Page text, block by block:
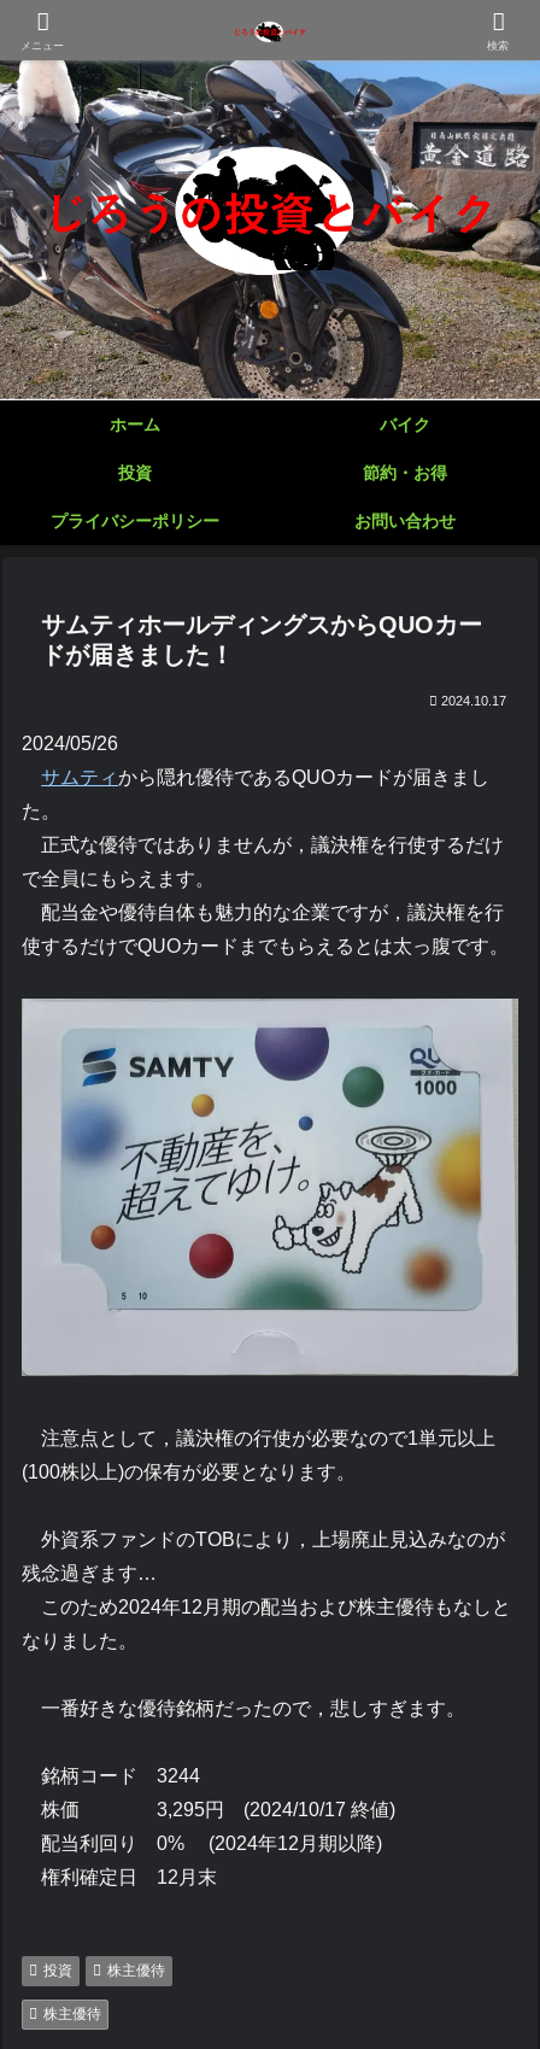
ホーム バイク
投資 節約・お得
プライバシーポリシー お問い合わせ
サムティホールディングスからQUOカー
ドが届きました！
2024.10.17
2024/05/26
サムティから隠れ優待であるQUOカードが届きまし
た。
正式な優待ではありませんが，議決権を行使するだけ
で全員にもらえます。
配当金や優待自体も魅力的な企業ですが，議決権を行
使するだけでQUOカードまでもらえるとは太っ腹です。
注意点として，議決権の行使が必要なので1単元以上
(100株以上)の保有が必要となります。
外資系ファンドのTOBにより，上場廃止見込みなのが
残念過ぎます…
このため2024年12月期の配当および株主優待もなしと
なりました。
一番好きな優待銘柄だったので，悲しすぎます。
銘柄コード 3244
株価 3,295円 (2024/10/17 終値)
配当利回り 0% (2024年12月期以降)
権利確定日 12月末
投資 株主優待
株主優待
メニュー 検索